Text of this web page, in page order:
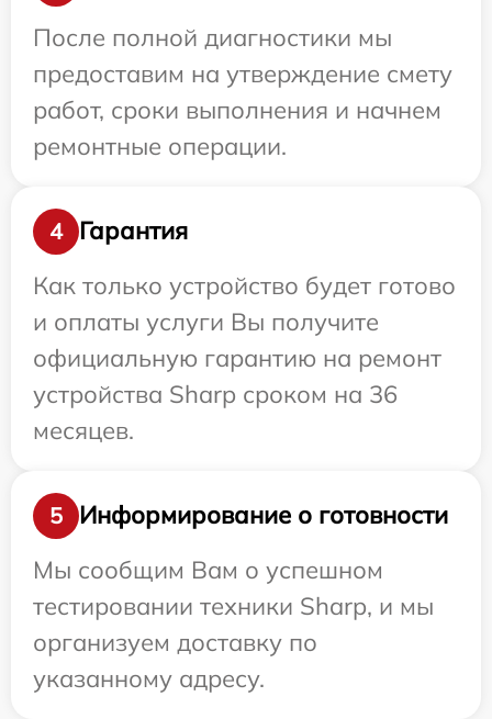
После полной диагностики мы
предоставим на утверждение смету
работ, сроки выполнения и начнем
ремонтные операции.
4
Гарантия
Как только устройство будет готово
и оплаты услуги Вы получите
официальную гарантию на ремонт
устройства Sharp сроком на 36
месяцев.
5
Информирование о готовности
Мы сообщим Вам о успешном
тестировании техники Sharp, и мы
организуем доставку по
указанному адресу.